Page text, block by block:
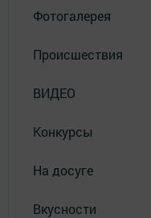
Фотогалерея
Происшествия
ВИДЕО
Конкурсы
На досуге
Вкусности